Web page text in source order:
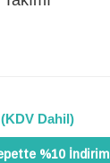
(KDV Dahil)
%10 İndirim